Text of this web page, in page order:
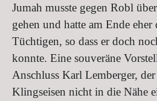
Jumah musste gegen Robl
gehen und hatte am Ende eher
Tüchtigen, so dass er doch
konnte. Eine souveräne
Anschluss Karl Lemberger,
Klingseisen nicht in die Nähe